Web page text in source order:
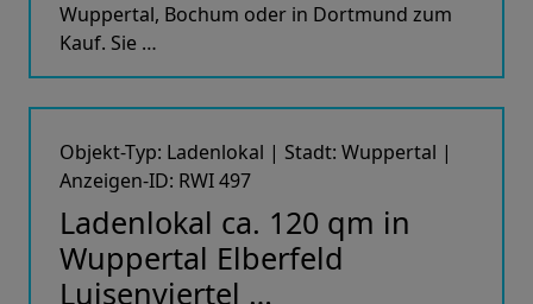
Wuppertal, Bochum oder in Dortmund zum
Kauf. Sie …
Objekt-Typ: Ladenlokal | Stadt: Wuppertal |
Anzeigen-ID: RWI 497
Ladenlokal ca. 120 qm in
Wuppertal Elberfeld
Luisenviertel …